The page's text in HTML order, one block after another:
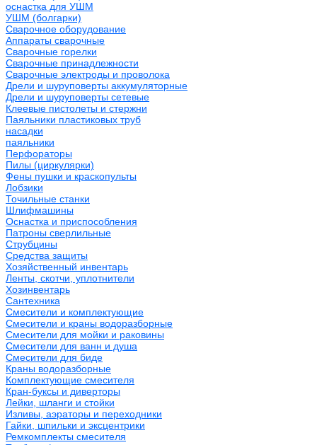
оснастка для УШМ
УШМ (болгарки)
Сварочное оборудование
Аппараты сварочные
Сварочные горелки
Сварочные принадлежности
Сварочные электроды и проволока
Дрели и шуруповерты аккумуляторные
Дрели и шуруповерты сетевые
Клеевые пистолеты и стержни
Паяльники пластиковых труб
насадки
паяльники
Перфораторы
Пилы (циркулярки)
Фены пушки и краскопульты
Лобзики
Точильные станки
Шлифмашины
Оснастка и приспособления
Патроны сверлильные
Струбцины
Средства защиты
Хозяйственный инвентарь
Ленты, скотчи, уплотнители
Хозинвентарь
Сантехника
Смесители и комплектующие
Смесители и краны водоразборные
Смесители для мойки и раковины
Смесители для ванн и душа
Смесители для биде
Краны водоразборные
Комплектующие смесителя
Кран-буксы и диверторы
Лейки, шланги и стойки
Изливы, аэраторы и переходники
Гайки, шпильки и эксцентрики
Ремкомплекты смесителя